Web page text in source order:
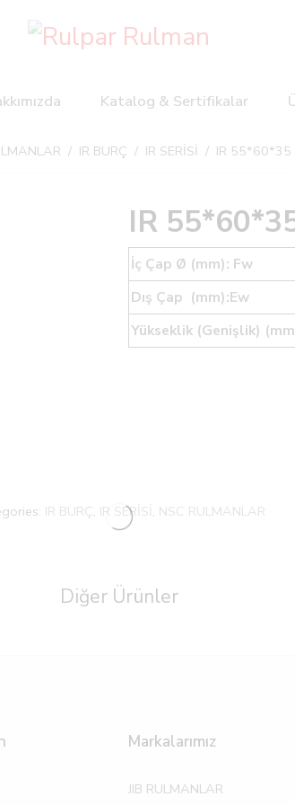
Katalog & Sertifikalar
/ IR BURÇ / IR SERİSİ / IR 55*60*35
IR
İç Çap Ø (mm): Fw
Dış Çap (mm):Ew
Yükseklik (Genişlik)
IR BURÇ , IR SERİSİ , NSC RULMANLAR
Diğer Ürünler
Markalarımız
JIB RULMANLAR